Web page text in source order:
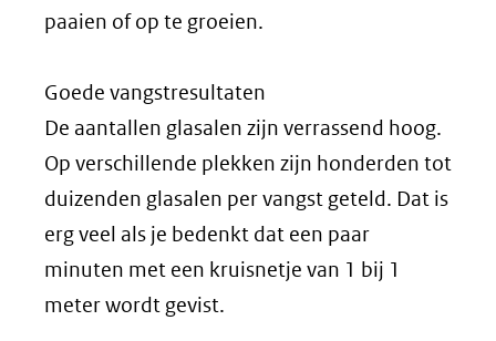
paaien of op te groeien.
Goede vangstresultaten
De aantallen glasalen zijn verrassend hoog.
Op verschillende plekken zijn honderden tot
duizenden glasalen per vangst geteld. Dat is
erg veel als je bedenkt dat een paar
minuten met een kruisnetje van 1 bij 1
meter wordt gevist.